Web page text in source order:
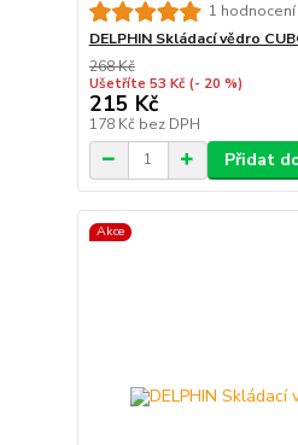
1 hodnocení
DELPHIN Skládací vědro
268 Kč
Ušetříte 53 Kč (- 20 %)
215 Kč
178 Kč bez DPH
Přidat
Akce